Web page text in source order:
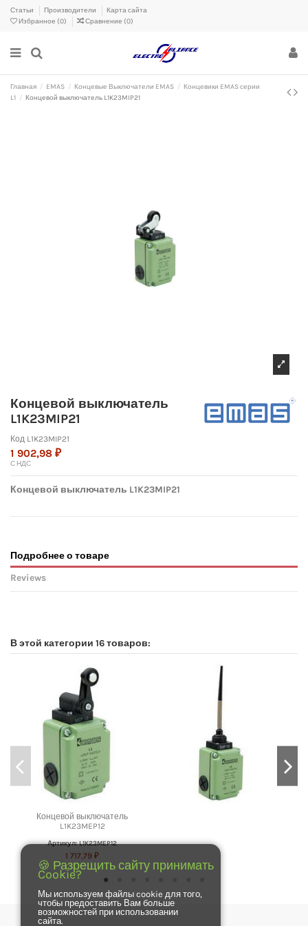
Статьи Производители
Карта сайта
Избранное (0) Сравнение (0)
Главная EMAS Концевые Выключатели EMAS
Концевики EMAS серии
L1
Концевой выключатель L1K23MIP21
Концевой выключатель
L1K23MIP21
Код L1K23MIP21
1 902,98 ₽
С НДС
Концевой выключатель L1K23MIP21
Подробнее о товаре
Reviews
В этой категории 16 товаров:
Концевой выключатель
L1K23MEP12
Артикул: L1K23MEP12
1 717,79 ₽
🍪 Разрещить сайту принимать
Cookie?
Мы используем файлы cookie для того,
чтобы предоставить Вам больше
возможностей при использовании
сайта.